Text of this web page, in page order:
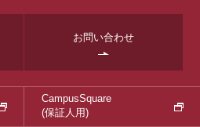
お問い合わせ
CampusSquare
(保証人用)